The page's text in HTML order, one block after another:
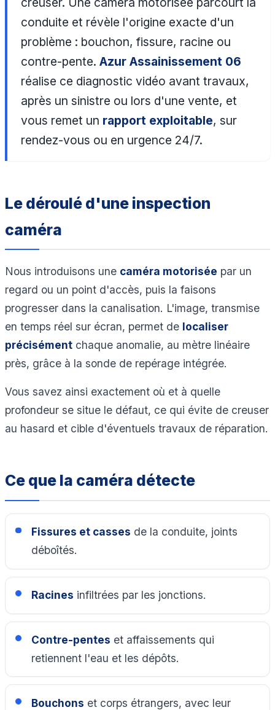
conduite et révèle l'origine exacte d'un
problème : bouchon, fissure, racine ou
contre-pente.Azur Assainissement 06
réalise ce diagnostic vidéo avant travaux,
après un sinistre ou lors d'une vente, et
vous remet un rapport exploitable, sur
rendez-vous ou en urgence 24/7.
Le déroulé d'une inspection
caméra
Nous introduisons une caméra motorisée par un
regard ou un point d'accès, puis la faisons
progresser dans la canalisation. L'image, transmise
en temps réel sur écran, permet de localiser
précisément chaque anomalie, au mètre linéaire
près, grâce à la sonde de repérage intégrée.
Vous savez ainsi exactement où et à quelle
profondeur se situe le défaut, ce qui évite de creuser
au hasard et cible d'éventuels travaux de réparation.
Ce que la caméra détecte
Fissures et casses de la conduite, joints
déboîtés.
Racines infiltrées par les jonctions.
Contre-pentes et affaissements qui
retiennent l'eau et les dépôts.
Bouchons et corps étrangers, avec leur